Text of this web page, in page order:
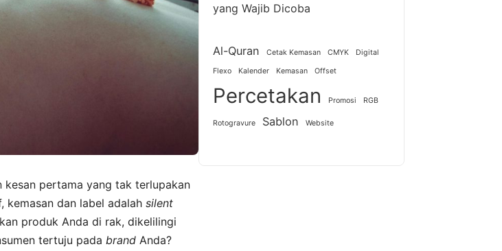
pertama yang tak terlupakan
dan label adalah silent
produk Anda di rak, dikelilingi
tertuju pada brand Anda?
yang Wajib Dicoba
Al-Quran Cetak Kemasan CMYK Digital
Flexo Kalender Kemasan Offset
Percetakan Promosi RGB
Rotogravure Sablon Website